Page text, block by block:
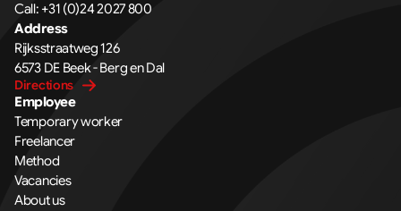
Call: +31 (0)24 2027 800
Address
Rijksstraatweg 126
6573 DE Beek - Berg en Dal
Directions
Employee
Temporary worker
Freelancer
Method
Vacancies
About us